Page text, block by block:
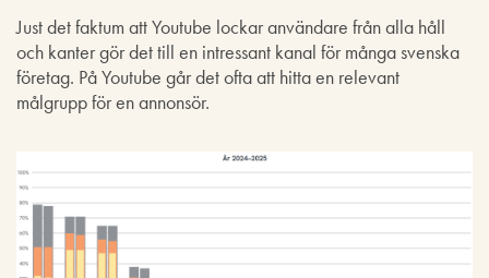
Just det faktum att Youtube lockar användare från alla håll
och kanter gör det till en intressant kanal för många svenska
företag. På Youtube går det ofta att hitta en relevant
målgrupp för en annonsör.